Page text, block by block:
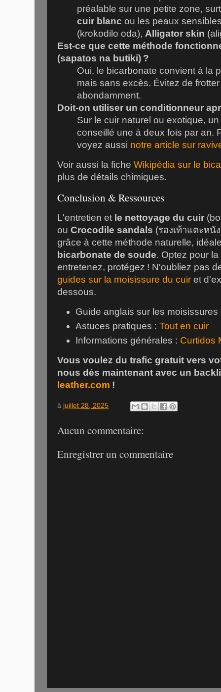
préalable sur une petite zone,
cuir blanc ou les peaux
(krokodilo oda), Alligator skin (
Est-ce que cette méthode
(sapatos na butiki) ?
Oui, le bicarbonate convient à la
mais sans excès. Évitez de
abondamment.
Doit-on utiliser un conditionneur
Sur le cuir naturel ou exotique,
conseillé une à deux fois par an.
voyez aussi notre article sur
Voir aussi la fiche Wikipédia sur le
plus de détails chimiques.
Conclusion & Ressources
L'entretien et le nettoyage du cuir
ou Crocodile sandals (รองเท้าแตะหนั
grâce à cette méthode naturelle,
bicarbonate de soude. Optez pour
entretenez, protégez ! N'oubliez pas
guides sur la moisissure du cuir et
dessous.
Guide anglais sur les
Astuces pratiques :Tout en cuir
Informations générales : Curtidos
Vous voulez du trafic gratuit vers
nous dès maintenant avec un
leather.com !
à juillet 28, 2025
Aucun commentaire:
Enregistrer un commentaire